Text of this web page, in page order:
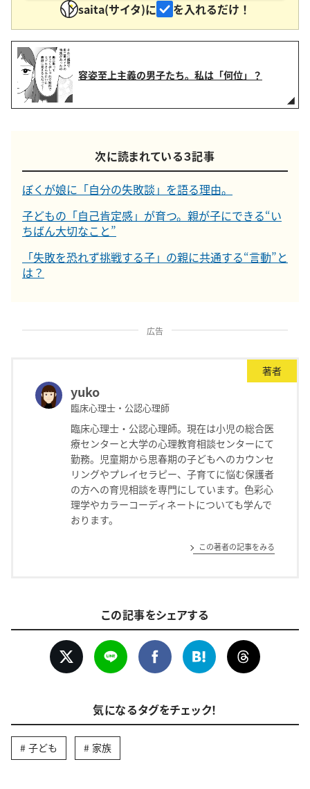
saita(サイタ)に
を入れるだけ！
容姿至上主義の男子たち。私は「何位」？
次に読まれている３記事
ぼくが娘に「自分の失敗談」を語る理由。
子どもの「自己肯定感」が育つ。親が子にできる“い
ちばん大切なこと”
「失敗を恐れず挑戦する子」の親に共通する“言動”と
は？
広告
著者
yuko
臨床心理士・公認心理師
臨床心理士・公認心理師。現在は小児の総合医
療センターと大学の心理教育相談センターにて
勤務。児童期から思春期の子どもへのカウンセ
リングやプレイセラピー、子育てに悩む保護者
の方への育児相談を専門にしています。色彩心
理学やカラーコーディネートについても学んで
おります。
この著者の記事をみる
この記事をシェアする
気になるタグをチェック！
子ども 家族